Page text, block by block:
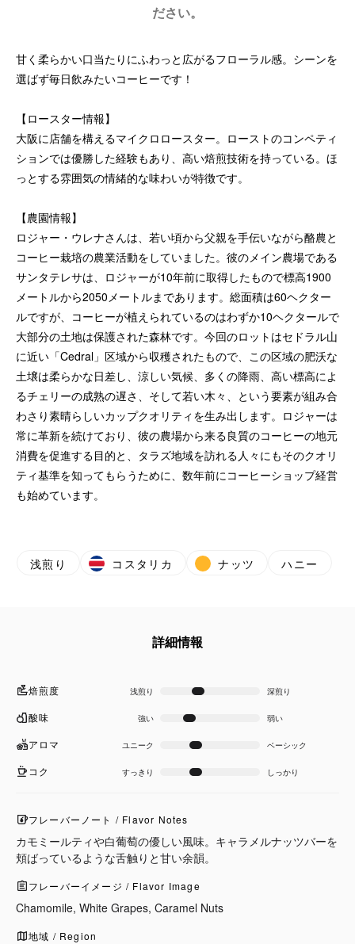
ださい。
甘く柔らかい口当たりにふわっと広がるフローラル感。シーンを
選ばず毎日飲みたいコーヒーです！
【ロースター情報】
大阪に店舗を構えるマイクロロースター。ローストのコンペティ
ションでは優勝した経験もあり、高い焙煎技術を持っている。ほ
っとする雰囲気の情緒的な味わいが特徴です。
【農園情報】
ロジャー・ウレナさんは、若い頃から父親を手伝いながら酪農と
コーヒー栽培の農業活動をしていました。彼のメイン農場である
サンタテレサは、ロジャーが10年前に取得したもので標高1900
メートルから2050メートルまであります。総面積は60ヘクター
ルですが、コーヒーが植えられているのはわずか10ヘクタールで
大部分の土地は保護された森林です。今回のロットはセドラル山
に近い「Cedral」区域から収穫されたもので、この区域の肥沃な
土壌は柔らかな日差し、涼しい気候、多くの降雨、高い標高によ
るチェリーの成熟の遅さ、そして若い木々、という要素が組み合
わさり素晴らしいカップクオリティを生み出します。ロジャーは
常に革新を続けており、彼の農場から来る良質のコーヒーの地元
消費を促進する目的と、タラズ地域を訪れる人々にもそのクオリ
ティ基準を知ってもらうために、数年前にコーヒーショップ経営
も始めています。
浅煎り コスタリカ ナッツ ハニー
詳細情報
焙煎度 浅煎り 深煎り
酸味 強い 弱い
アロマ ユニーク ベーシック
コク すっきり しっかり
フレーバーノート / Flavor Notes
カモミールティや白葡萄の優しい風味。キャラメルナッツバーを
頬ばっているような舌触りと甘い余韻。
フレーバーイメージ / Flavor Image
Chamomile, White Grapes, Caramel Nuts
地域 / Region